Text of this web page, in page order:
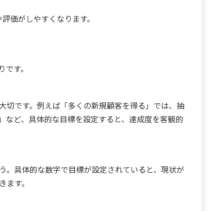
価がしやすくなります。
す。
切です。例えば「多くの新規顧客を得る」では、抽
ど、具体的な目標を設定すると、達成度を客観的
。具体的な数字で目標が設定されていると、現状が
す。